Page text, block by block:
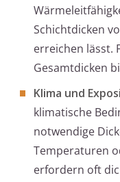
Schichtdicken
erreichen lässt.
Gesamtdicken
Klima und
klimatische
notwendige
Temperaturen
erfordern oft